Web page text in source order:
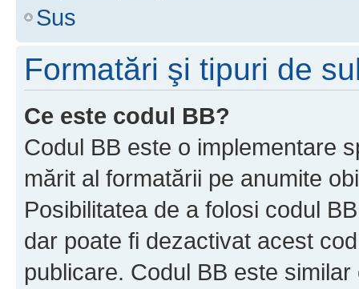
Sus
Formatări şi tipuri de
Ce este codul BB?
Codul BB este o implementare
mărit al formatării pe anumite
Posibilitatea de a folosi codul
dar poate fi dezactivat acest
publicare. Codul BB este